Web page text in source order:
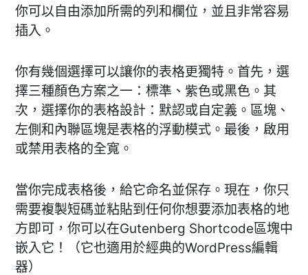
你可以自由添加所需的列和欄位，並且非常容易
插入。
你有幾個選擇可以讓你的表格更獨特。首先，選
擇三種顏色方案之一：標準、紫色或黑色。其
次，選擇你的表格設計：默認或自定義。區塊、
左側和內聯區塊是表格的浮動模式。最後，啟用
或禁用表格的全寬。
當你完成表格後，給它命名並保存。現在，你只
需要複製短碼並粘貼到任何你想要添加表格的地
方即可，你可以在Gutenberg Shortcode區塊中
嵌入它！（它也適用於經典的WordPress編輯
器）